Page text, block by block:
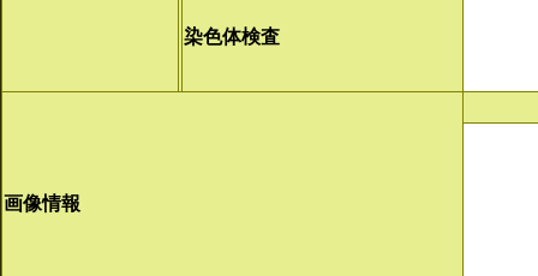
染色体検査
画像情報